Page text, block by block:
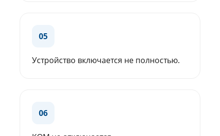
05
Устройство включается не полностью.
06